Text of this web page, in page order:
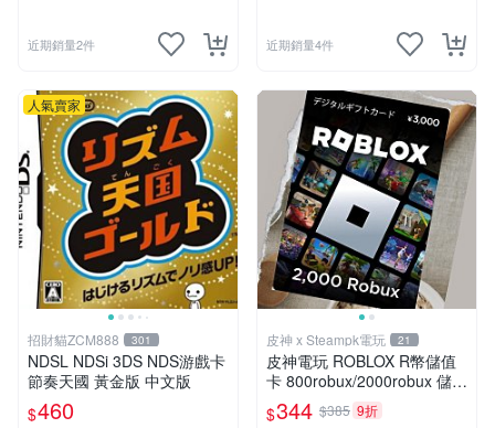
近期銷量2件 近期銷量4件
人氣賣家
招財貓ZCM888 301
NDSL NDSi 3DS NDS游戲卡
節奏天國 黃金版 中文版
$460
皮神 x Steampk電玩 21
皮神電玩 ROBLOX R幣儲值
卡 800robux/2000robux 儲值
序號
$344 $385 9折